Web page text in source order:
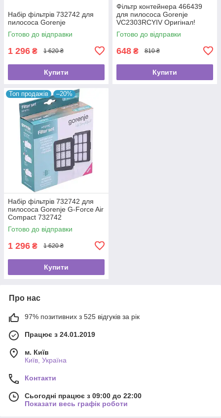
Набір фільтрів 732742 для
пилососа Gorenje
Готово до відправки
1 296 ₴ 1 620 ₴
Купити
Фільтр контейнера 466439
для пилососа Gorenje
VC2303RCYIV Оригінал!
Готово до відправки
648 ₴ 810 ₴
Купити
Топ продажів –20%
Набір фільтрів 732742 для
пилососа Gorenje G-Force Air
Compact 732742
Готово до відправки
1 296 ₴ 1 620 ₴
Купити
Про нас
97% позитивних з 525 відгуків за рік
Працює з 24.01.2019
м. Київ
Київ, Україна
Контакти
Сьогодні працює з 09:00 до 22:00
Показати весь графік роботи